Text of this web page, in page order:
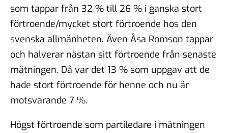
som tappar från 32 % till 26 % i ganska stort
förtroende/mycket stort förtroende hos den
svenska allmänheten. Även Åsa Romson tappar
och halverar nästan sitt förtroende från senaste
mätningen. Då var det 13 % som uppgav att de
hade stort förtroende för henne och nu är
motsvarande 7 %.
Högst förtroende som partiledare i mätningen